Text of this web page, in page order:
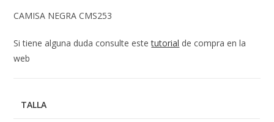
CAMISA NEGRA CMS253
Si tiene alguna duda consulte estetutorial de compra en la
web
TALLA